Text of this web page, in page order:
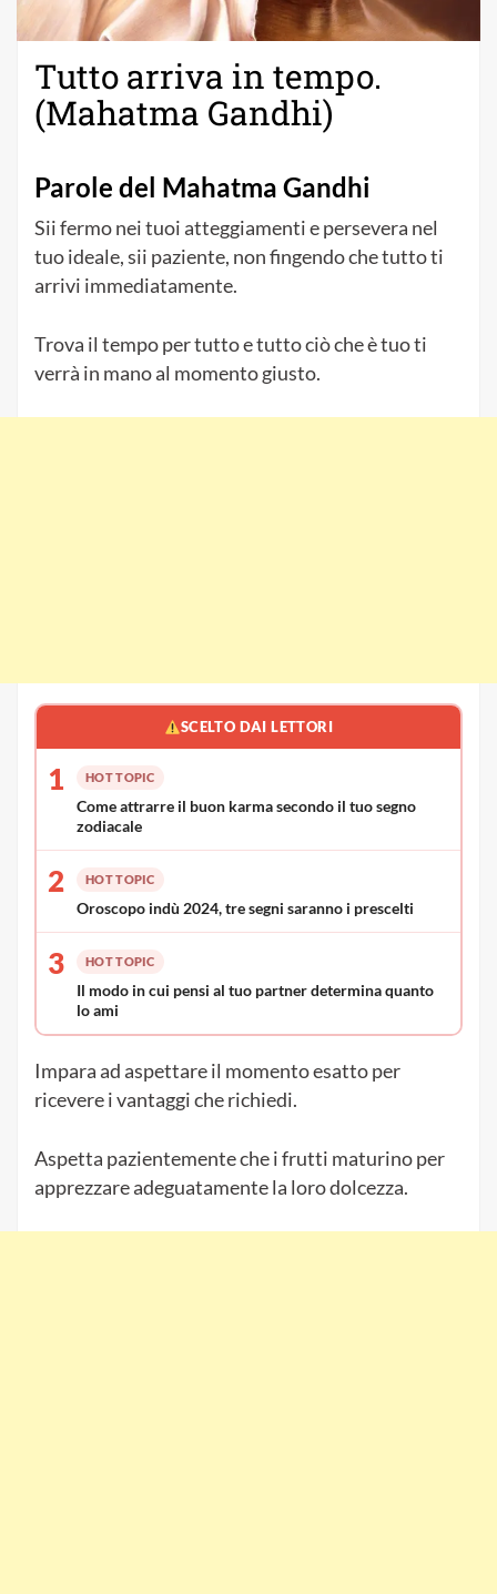
Tutto arriva in tempo.
(Mahatma Gandhi)
Parole del Mahatma Gandhi
Sii fermo nei tuoi atteggiamenti e persevera nel
tuo ideale, sii paziente, non fingendo che tutto ti
arrivi immediatamente.
Trova il tempo per tutto e tutto ciò che è tuo ti
verrà in mano al momento giusto.
SCELTO DAI LETTORI
1 HOT TOPIC
Come attrarre il buon karma secondo il tuo segno
zodiacale
2 HOT TOPIC
Oroscopo indù 2024, tre segni saranno i prescelti
3 HOT TOPIC
Il modo in cui pensi al tuo partner determina quanto
lo ami
Impara ad aspettare il momento esatto per
ricevere i vantaggi che richiedi.
Aspetta pazientemente che i frutti maturino per
apprezzare adeguatamente la loro dolcezza.